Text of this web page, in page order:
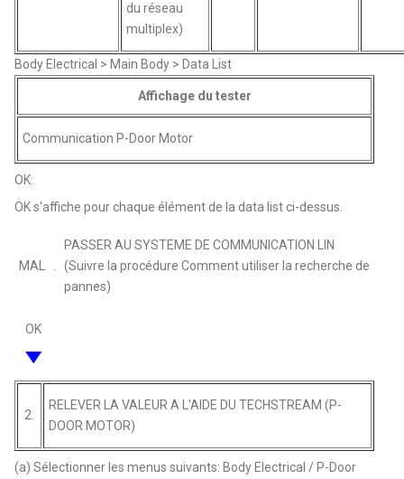
du réseau
multiplex)
Body Electrical > Main Body > Data List
Affichage du tester
Communication P-Door Motor
OK:
OK s'affiche pour chaque élément de la data list ci-dessus.
MAL
PASSER AU SYSTEME DE COMMUNICATION LIN
(Suivre la procédure Comment utiliser la recherche de
pannes)
OK
2.
RELEVER LA VALEUR A L'AIDE DU TECHSTREAM (P-
DOOR MOTOR)
(a) Sélectionner les menus suivants: Body Electrical / P-Door